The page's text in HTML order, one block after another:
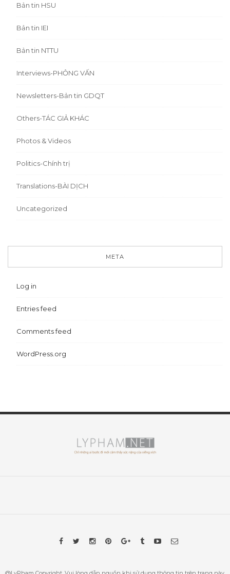
Bản tin HSU
Bản tin IEI
Bản tin NTTU
Interviews-PHỎNG VẤN
Newsletters-Bản tin GDQT
Others-TÁC GIẢ KHÁC
Photos & Videos
Politics-Chính trị
Translations-BÀI DỊCH
Uncategorized
META
Log in
Entries feed
Comments feed
WordPress.org